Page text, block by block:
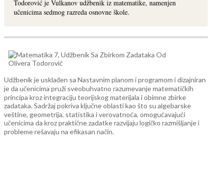
Todorović je Vulkanov udžbenik iz matematike, namenjen
učenicima sedmog razreda osnovne škole.
Udžbenik je usklađen sa Nastavnim planom i programom i dizajniran
je da učenicima pruži sveobuhvatno razumevanje matematičkih
principa kroz integraciju teorijskog materijala i obimne zbirke
zadataka. Sadržaj pokriva ključne oblasti kao što su algebarske
veštine, geometrija, statistika i verovatnoća, omogućavajući
učenicima da kroz praktične zadatke razvijaju logičko razmišljanje i
probleme rešavaju na efikasan način.